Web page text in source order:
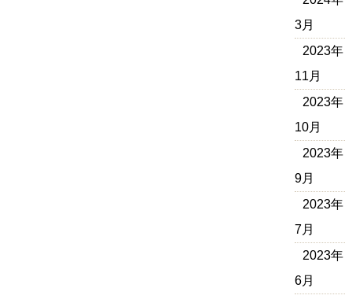
3月
2023年
11月
2023年
10月
2023年
9月
2023年
7月
2023年
6月